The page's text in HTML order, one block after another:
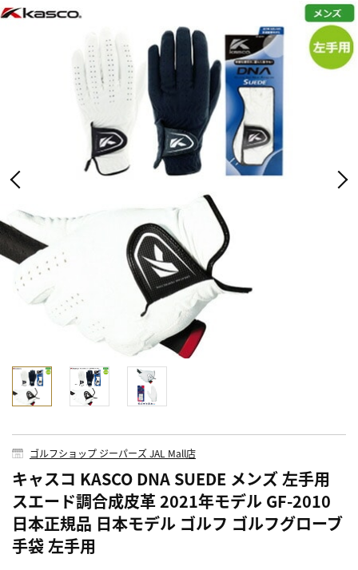
ゴルフショップ ジーパーズ JAL Mall店
キャスコ KASCO DNA SUEDE メンズ 左手用
スエード調合成皮革 2021年モデル GF-2010
日本正規品 日本モデル ゴルフ ゴルフグローブ
手袋 左手用